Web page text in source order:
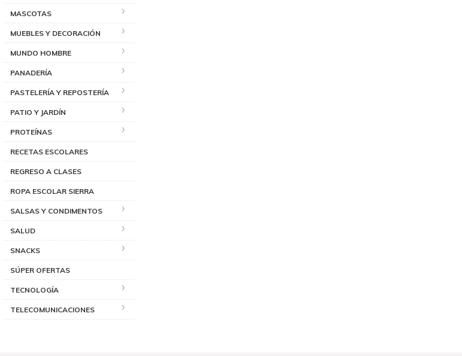
MASCOTAS
MUEBLES Y DECORACIÓN
MUNDO HOMBRE
PANADERÍA
PASTELERÍA Y REPOSTERÍA
PATIO Y JARDÍN
PROTEÍNAS
RECETAS ESCOLARES
REGRESO A CLASES
ROPA ESCOLAR SIERRA
SALSAS Y CONDIMENTOS
SALUD
SNACKS
SÚPER OFERTAS
TECNOLOGÍA
TELECOMUNICACIONES